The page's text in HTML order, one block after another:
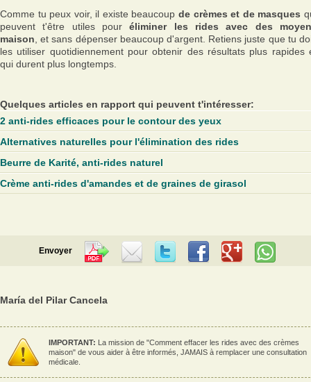
Comme tu peux voir, il existe beaucoupde crèmes et de masques
peuvent t'être utiles pouréliminer les rides avec des
maison , et sans dépenser beaucoup d'argent. Retiens juste que tu
les utiliser quotidiennement pour obtenir des résultats plus rapides
qui durent plus longtemps.
Quelques articles en rapport qui peuvent t'intéresser:
2 anti-rides efficaces pour le contour des yeux
Alternatives naturelles pour l'élimination des rides
Beurre de Karité, anti-rides naturel
Crème anti-rides d'amandes et de graines de girasol
Envoyer
María del Pilar Cancela
IMPORTANT: La mission de "Comment effacer les rides avec des crèmes
maison" de vous aider à être informés, JAMAIS à remplacer une consultation
médicale.